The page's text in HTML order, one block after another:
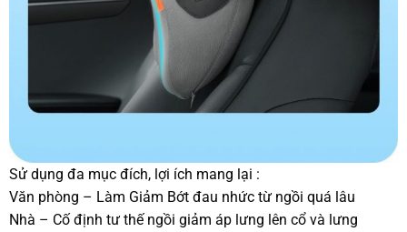
Sử dụng đa mục đích, lợi ích mang lại :
Văn phòng – Làm Giảm Bớt đau nhức từ ngồi quá lâu
Nhà – Cố định tư thế ngồi giảm áp lưng lên cổ và lưng